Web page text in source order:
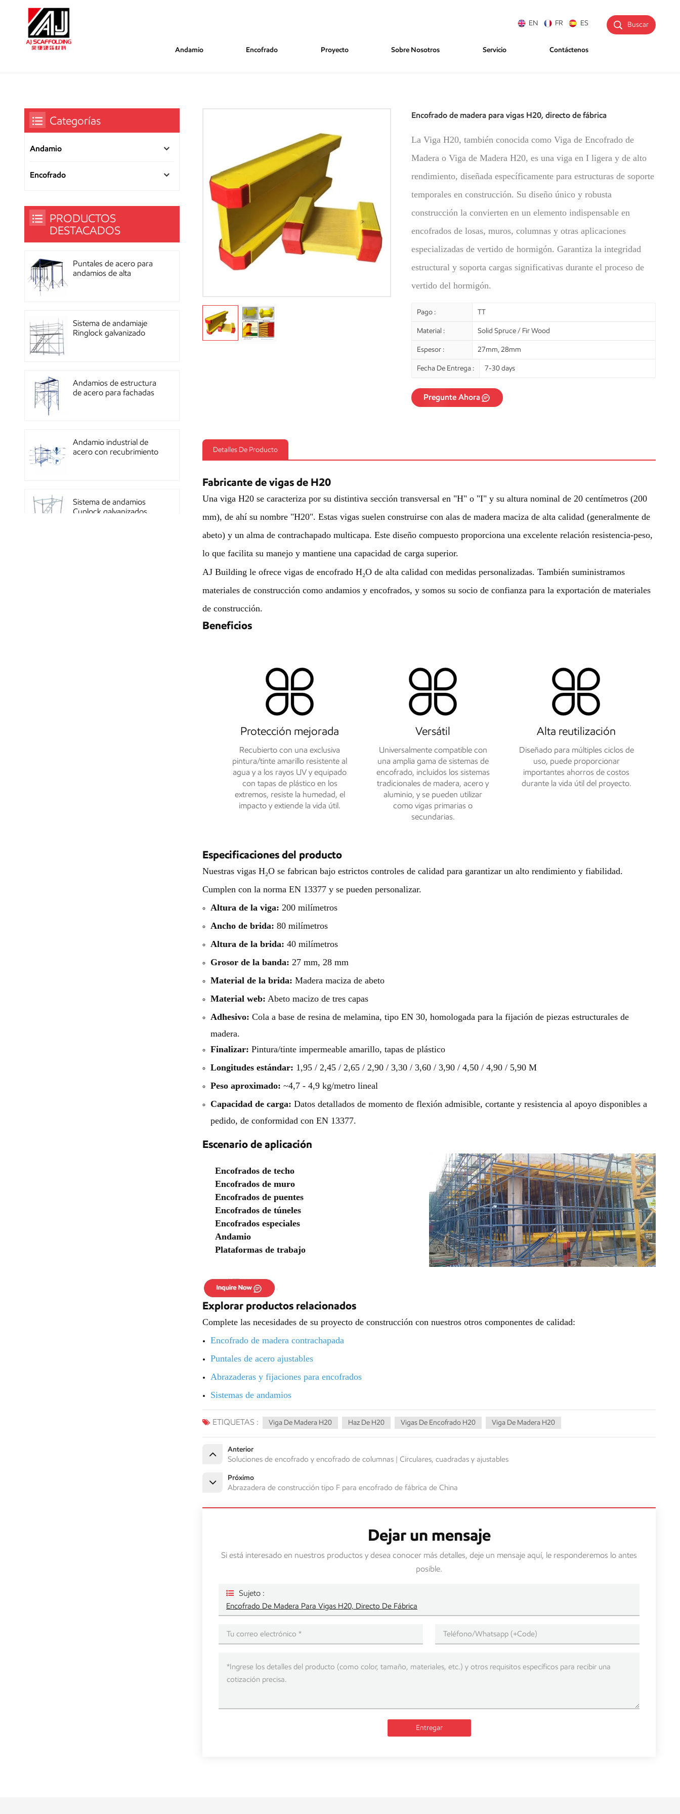
Buscar
EN FR ES
Andamio Encofrado Proyecto Sobre Nosotros Servicio Contáctenos
Encofrado de madera para vigas H20, directo de fábrica
La Viga H20, también conocida como Viga de Encofrado de
Madera o Viga de Madera H20, es una viga en I ligera y de alto
rendimiento, diseñada específicamente para estructuras de soporte
temporales en construcción. Su diseño único y robusta
construcción la convierten en un elemento indispensable en
encofrados de losas, muros, columnas y otras aplicaciones
especializadas de vertido de hormigón. Garantiza la integridad
estructural y soporta cargas significativas durante el proceso de
vertido del hormigón.
Pago : TT
Material : Solid Spruce / Fir Wood
Espesor : 27mm, 28mm
Fecha De Entrega : 7-30 days
Pregunte Ahora
Detalles De Producto
Fabricante de vigas de H20
Una viga H20 se caracteriza por su distintiva sección transversal en "H" o "I" y su altura nominal de 20 centímetros (200
mm), de ahí su nombre "H20". Estas vigas suelen construirse con alas de madera maciza de alta calidad (generalmente de
abeto) y un alma de contrachapado multicapa. Este diseño compuesto proporciona una excelente relación resistencia-peso,
lo que facilita su manejo y mantiene una capacidad de carga superior.
AJ Building le ofrece vigas de encofrado H₂O de alta calidad con medidas personalizadas. También suministramos
materiales de construcción como andamios y encofrados, y somos su socio de confianza para la exportación de materiales
de construcción.
Beneficios
Protección mejorada
Recubierto con una exclusiva
pintura/tinte amarillo resistente al
agua y a los rayos UV y equipado
con tapas de plástico en los
extremos, resiste la humedad, el
impacto y extiende la vida útil.
Versátil
Universalmente compatible con
una amplia gama de sistemas de
encofrado, incluidos los sistemas
tradicionales de madera, acero y
aluminio, y se pueden utilizar
como vigas primarias o
secundarias.
Alta reutilización
Diseñado para múltiples ciclos de
uso, puede proporcionar
importantes ahorros de costos
durante la vida útil del proyecto.
Especificaciones del producto
Nuestras vigas H₂O se fabrican bajo estrictos controles de calidad para garantizar un alto rendimiento y fiabilidad.
Cumplen con la norma EN 13377 y se pueden personalizar.
Altura de la viga: 200 milímetros
Ancho de brida: 80 milímetros
Altura de la brida: 40 milímetros
Grosor de la banda: 27 mm, 28 mm
Material de la brida: Madera maciza de abeto
Material web: Abeto macizo de tres capas
Adhesivo: Cola a base de resina de melamina, tipo EN 30, homologada para la fijación de piezas estructurales de
madera.
Finalizar: Pintura/tinte impermeable amarillo, tapas de plástico
Longitudes estándar: 1,95 / 2,45 / 2,65 / 2,90 / 3,30 / 3,60 / 3,90 / 4,50 / 4,90 / 5,90 M
Peso aproximado: ~4,7 - 4,9 kg/metro lineal
Capacidad de carga: Datos detallados de momento de flexión admisible, cortante y resistencia al apoyo disponibles a
pedido, de conformidad con EN 13377.
Escenario de aplicación
Encofrados de techo
Encofrados de muro
Encofrados de puentes
Encofrados de túneles
Encofrados especiales
Andamio
Plataformas de trabajo
Explorar productos relacionados
Complete las necesidades de su proyecto de construcción con nuestros otros componentes de calidad:
Encofrado de madera contrachapada
Puntales de acero ajustables
Abrazaderas y fijaciones para encofrados
Sistemas de andamios
ETIQUETAS : Viga De Madera H20 Haz De H20 Vigas De Encofrado H20 Viga De Madera H20
Anterior
Soluciones de encofrado y encofrado de columnas | Circulares, cuadradas y ajustables
Próximo
Abrazadera de construcción tipo F para encofrado de fábrica de China
Dejar un mensaje
Si está interesado en nuestros productos y desea conocer más detalles, deje un mensaje aquí, le responderemos lo antes
posible.
Sujeto :
Encofrado De Madera Para Vigas H20, Directo De Fábrica
Entregar
Categorías
Andamio
Encofrado
PRODUCTOS
DESTACADOS
Puntales de acero para
andamios de alta
Sistema de andamiaje
Ringlock galvanizado
Andamios de estructura
de acero para fachadas
Andamio industrial de
acero con recubrimiento
Sistema de andamios
Cuplock galvanizados